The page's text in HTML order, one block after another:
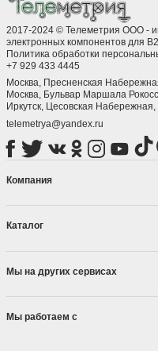
2017-2024 © Телеметрия ООО -
электронных компонентов для
Политика обработки
+7 929 433 4445
Москва, Пресненская
Москва, ​Бульвар Маршала
Иркутск, ​Цесовская Набережная,
telemetrya@yandex.ru
Компания
Каталог
Мы на других сервисах
Мы работаем с